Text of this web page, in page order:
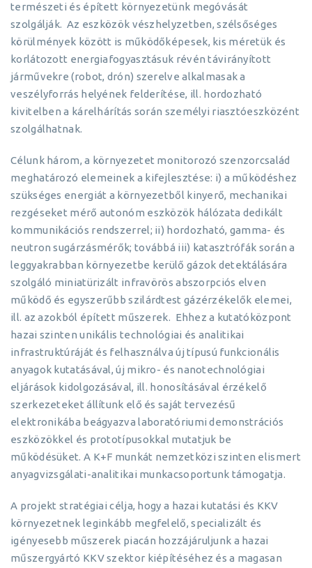
természeti és épített környezetünk megóvását
szolgálják. Az eszközök vészhelyzetben, szélsőséges
körülmények között is működőképesek, kis méretük és
korlátozott energiafogyasztásuk révén távirányított
járművekre (robot, drón) szerelve alkalmasak a
veszélyforrás helyének felderítése, ill. hordozható
kivitelben a kárelhárítás során személyi riasztóeszközént
szolgálhatnak.
Célunk három, a környezetet monitorozó szenzorcsalád
meghatározó elemeinek a kifejlesztése: i) a működéshez
szükséges energiát a környezetből kinyerő, mechanikai
rezgéseket mérő autonóm eszközök hálózata dedikált
kommunikációs rendszerrel; ii) hordozható, gamma- és
neutron sugárzásmérők; továbbá iii) katasztrófák során a
leggyakrabban környezetbe kerülő gázok detektálására
szolgáló miniatürizált infravörös abszorpciós elven
működő és egyszerűbb szilárdtest gázérzékelők elemei,
ill. az azokból épített műszerek. Ehhez a kutatóközpont
hazai szinten unikális technológiai és analitikai
infrastruktúráját és felhasználva új típusú funkcionális
anyagok kutatásával, új mikro- és nanotechnológiai
eljárások kidolgozásával, ill. honosításával érzékelő
szerkezeteket állítunk elő és saját tervezésű
elektronikába beágyazva laboratóriumi demonstrációs
eszközökkel és prototípusokkal mutatjuk be
működésüket. A K+F munkát nemzetközi szinten elismert
anyagvizsgálati-analitikai munkacsoportunk támogatja.
A projekt stratégiai célja, hogy a hazai kutatási és KKV
környezetnek leginkább megfelelő, specializált és
igényesebb műszerek piacán hozzájáruljunk a hazai
műszergyártó KKV szektor kiépítéséhez és a magasan